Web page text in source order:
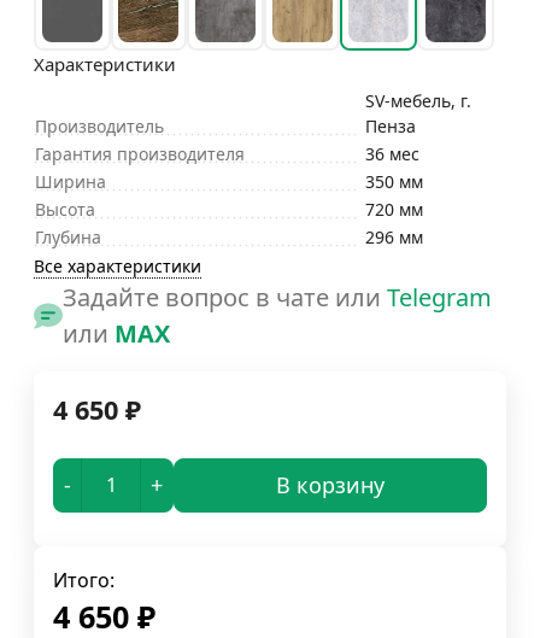
Характеристики
Производитель
SV-мебель, г.
Пенза
Гарантия производителя
36 мес
Ширина
350 мм
Высота
720 мм
Глубина
296 мм
Все характеристики
Задайте вопрос в чате или Telegram
или MAX
4 650 ₽
- + В корзину
Итого:
4 650 ₽